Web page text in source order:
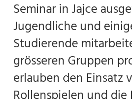
Seminar in Jajce
Jugendliche und
Studierende
grösseren Gruppen
erlauben den Einsatz